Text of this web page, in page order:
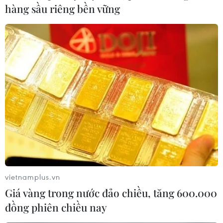
Việt Nam ghi nhận ca đậu
mùa khỉ đầu tiên: Khuyến cáo của Bộ Y tế
04/10/2022 02:22
Bệnh đậu mùa khỉ có các triệu chứng như: sốt, đau đầu,
đau cơ, đau lưng, sưng hạch bạch huyết, ớn lạnh, mệt
mỏi, phát ban, hay gặp tổn thương da toàn thân và có
hạch to kéo dài 2-3 tuần.
hàng sầu riêng bền vững
vietnamplus.vn
Giá vàng trong nước đảo chiều, tăng 600.000
đồng phiên chiều nay